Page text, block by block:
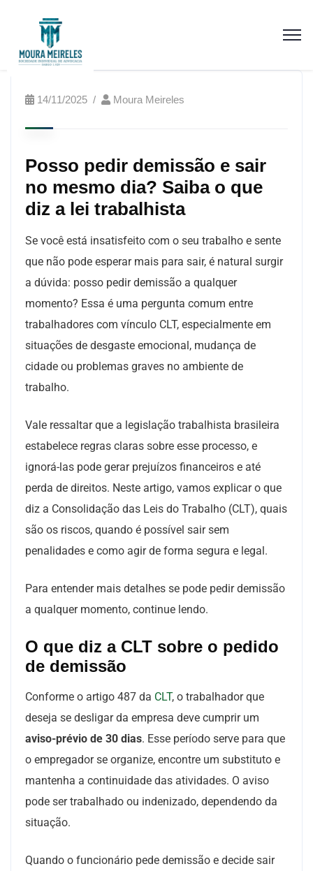
14/11/2025 Moura Meireles
Posso pedir demissão e sair
no mesmo dia? Saiba o que
diz a lei trabalhista
Se você está insatisfeito com o seu trabalho e sente
que não pode esperar mais para sair, é natural surgir
a dúvida: posso pedir demissão a qualquer
momento? Essa é uma pergunta comum entre
trabalhadores com vínculo CLT, especialmente em
situações de desgaste emocional, mudança de
cidade ou problemas graves no ambiente de
trabalho.
Vale ressaltar que a legislação trabalhista brasileira
estabelece regras claras sobre esse processo, e
ignorá-las pode gerar prejuízos financeiros e até
perda de direitos. Neste artigo, vamos explicar o que
diz a Consolidação das Leis do Trabalho (CLT), quais
são os riscos, quando é possível sair sem
penalidades e como agir de forma segura e legal.
Para entender mais detalhes se pode pedir demissão
a qualquer momento, continue lendo.
O que diz a CLT sobre o pedido
de demissão
Conforme o artigo 487 da CLT, o trabalhador que
deseja se desligar da empresa deve cumprir um
aviso-prévio de 30 dias. Esse período serve para que
o empregador se organize, encontre um substituto e
mantenha a continuidade das atividades. O aviso
pode ser trabalhado ou indenizado, dependendo da
situação.
Quando o funcionário pede demissão e decide sair